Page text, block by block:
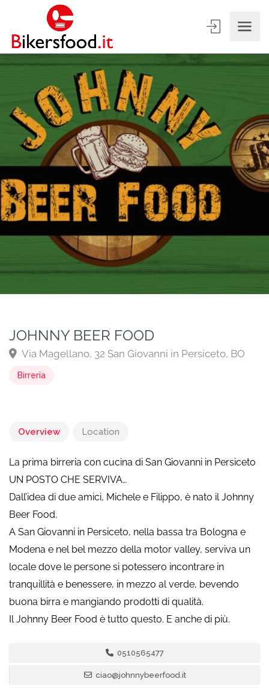
JOHNNY BEER FOOD
Via Magellano, 32 San Giovanni in Persiceto, BO
Birreria
Overview Location
La prima birreria con cucina di San Giovanni in Persiceto
UN POSTO CHE SERVIVA…
Dall’idea di due amici, Michele e Filippo, è nato il Johnny
Beer Food.
A San Giovanni in Persiceto, nella bassa tra Bologna e
Modena e nel bel mezzo della motor valley, serviva un
locale dove le persone si potessero incontrare in
tranquillità e benessere, in mezzo al verde, bevendo
buona birra e mangiando prodotti di qualità.
Il Johnny Beer Food è tutto questo. E anche di più.
0510565477
ciao@johnnybeerfood.it